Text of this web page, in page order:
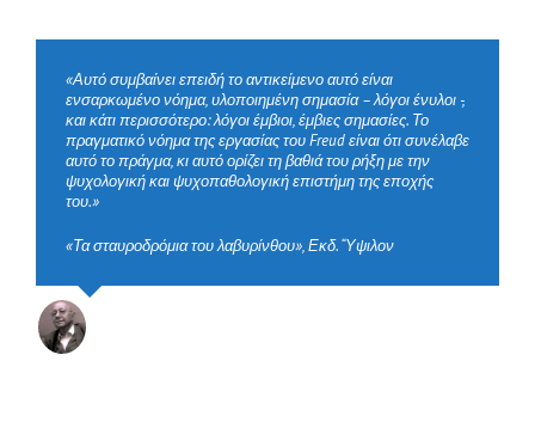
«Αυτό συμβαίνει επειδή το αντικείμενο αυτό είναι
ενσαρκωμένο νόημα, υλοποιημένη σημασία – λόγοι ένυλοι -,
και κάτι περισσότερο: λόγοι έμβιοι, έμβιες σημασίες. Το
πραγματικό νόημα της εργασίας του Freud είναι ότι συνέλαβε
αυτό το πράγμα, κι αυτό ορίζει τη βαθιά του ρήξη με την
ψυχολογική και ψυχοπαθολογική επιστήμη της εποχής
του.»
«Τα σταυροδρόμια του λαβυρίνθου», Εκδ. “Υψιλον